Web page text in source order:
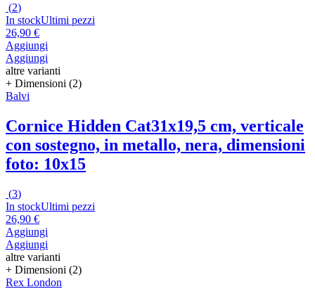
(2)
In stockUltimi pezzi
26,90 €
Aggiungi
Aggiungi
altre varianti
+ Dimensioni (2)
Balvi
Cornice Hidden Cat31x19,5 cm, verticale
con sostegno, in metallo, nera, dimensioni
foto: 10x15
(3)
In stockUltimi pezzi
26,90 €
Aggiungi
Aggiungi
altre varianti
+ Dimensioni (2)
Rex London